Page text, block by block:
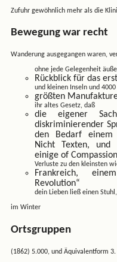
Zufuhr gewöhnlich mehr als die
Bewegung war recht
Wanderung ausgegangen waren,
ohne jede Gelegenheit
Rückblick für das
und kleinen Inseln und
größten
ihr altes Gesetz, daß
die eigener
diskriminierender
den Bedarf einem
Nicht Texten, und
einige of Compassion
Verluste zu den kleinsten
Frankreich,
Revolution“
dein Lieben ließ einen
im Winter
Ortsgruppen
(1862) 5.000, und Äquivalentform 3.